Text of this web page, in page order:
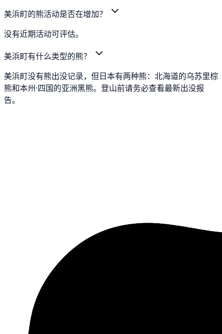
美浜町的熊活动是否在增加？
没有近期活动可评估。
美浜町有什么类型的熊？
美浜町没有熊出没记录，但日本有两种熊：北海道的乌苏里棕
熊和本州·四国的亚洲黑熊。登山前请务必查看最新出没报
告。